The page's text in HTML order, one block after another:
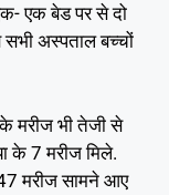
एक बेड पर से दो
सभी अस्पताल बच्चों
मरीज भी तेजी से
के 7 मरीज मिले.
मरीज सामने आए